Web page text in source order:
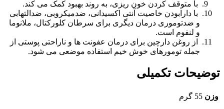
با متوقف کردن خون ریزی، به روند بهبود کمک می کند.
با دارابودن خاصیت آنتی اکسیدانی، ضدمیکروبی، ضدالتهابی
و ضدتوموری درمان دیگری برای سرطان کلورکتال، ملانوما
و لنفوم است.
از روغن دارچین برای درمان عفونت ها و ناراحتی پوستی از
جمله تومورهای خوش خیم استفاده موضعی می شود.
توضیحات تکمیلی
وزن 55 گرم